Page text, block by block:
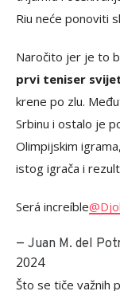
Riu neće ponoviti
Naročito jer je to
prvi teniser
krene po zlu.
Srbinu i ostalo je
Olimpijskim
istog igrača i
Será increíble
— Juan M. del
2024
Što se tiče važnih